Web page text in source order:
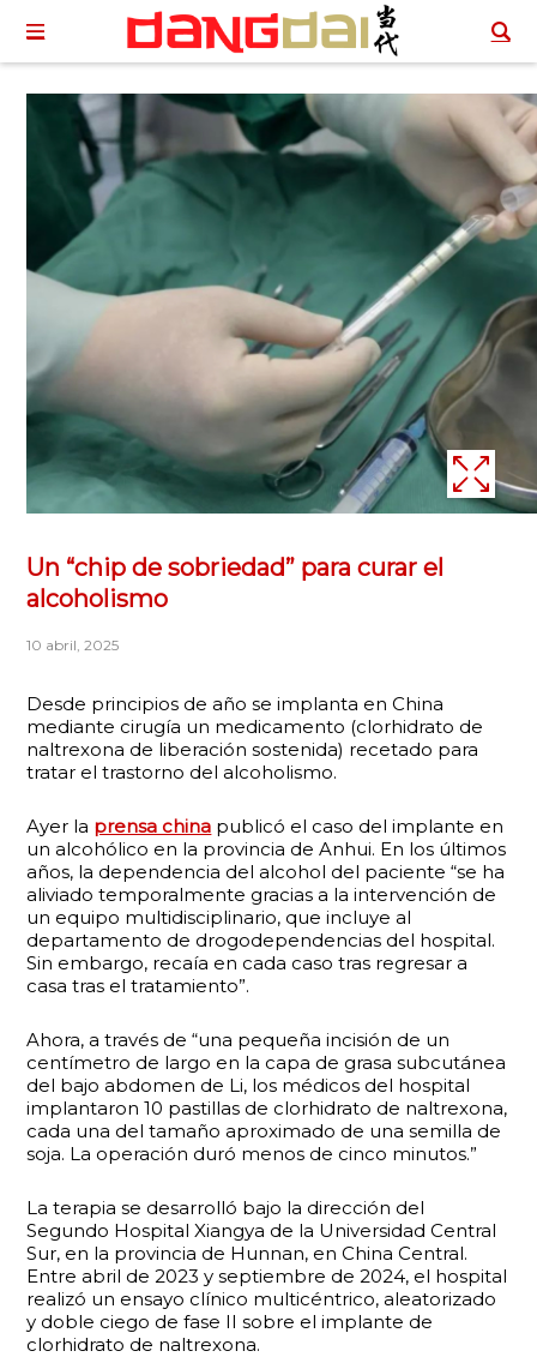
Un “chip de sobriedad” para curar el
alcoholismo
10 abril, 2025
Desde principios de año se implanta en China
mediante cirugía un medicamento (clorhidrato de
naltrexona de liberación sostenida) recetado para
tratar el trastorno del alcoholismo.
Ayer la prensa china publicó el caso del implante en
un alcohólico en la provincia de Anhui. En los últimos
años, la dependencia del alcohol del paciente “se ha
aliviado temporalmente gracias a la intervención de
un equipo multidisciplinario, que incluye al
departamento de drogodependencias del hospital.
Sin embargo, recaía en cada caso tras regresar a
casa tras el tratamiento”.
Ahora, a través de “una pequeña incisión de un
centímetro de largo en la capa de grasa subcutánea
del bajo abdomen de Li, los médicos del hospital
implantaron 10 pastillas de clorhidrato de naltrexona,
cada una del tamaño aproximado de una semilla de
soja. La operación duró menos de cinco minutos.”
La terapia se desarrolló bajo la dirección del
Segundo Hospital Xiangya de la Universidad Central
Sur, en la provincia de Hunnan, en China Central.
Entre abril de 2023 y septiembre de 2024, el hospital
realizó un ensayo clínico multicéntrico, aleatorizado
y doble ciego de fase II sobre el implante de
clorhidrato de naltrexona.